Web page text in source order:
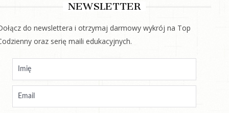
NEWSLETTER
do newslettera i otrzymaj darmowy wykrój na Top
oraz serię maili edukacyjnych.